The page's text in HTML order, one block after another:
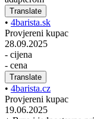
Translate
• 4barista.sk
Provjereni kupac
28.09.2025
- cijena
- cena
Translate
• 4barista.cz
Provjereni kupac
19.06.2025